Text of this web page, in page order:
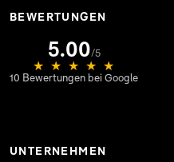
BEWERTUNGEN
5.00/5
★ ★ ★ ★ ★
10 Bewertungen bei Google
(öffnet in neuem Tab)
UNTERNEHMEN